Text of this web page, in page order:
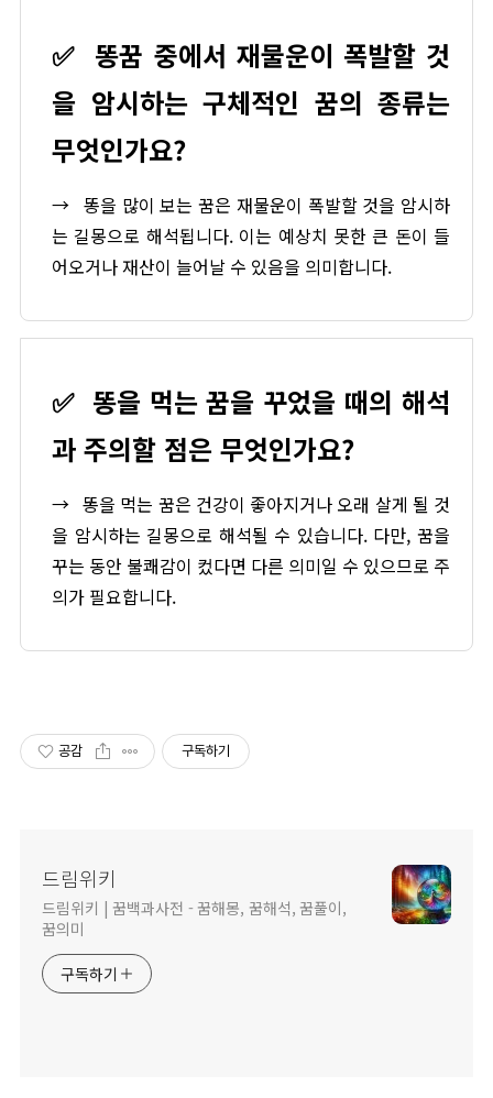
✅ 똥꿈 중에서 재물운이 폭발할 것
을 암시하는 구체적인 꿈의 종류는
무엇인가요?
→ 똥을 많이 보는 꿈은 재물운이 폭발할 것을 암시하
는 길몽으로 해석됩니다. 이는 예상치 못한 큰 돈이 들
어오거나 재산이 늘어날 수 있음을 의미합니다.
✅ 똥을 먹는 꿈을 꾸었을 때의 해석
과 주의할 점은 무엇인가요?
→ 똥을 먹는 꿈은 건강이 좋아지거나 오래 살게 될 것
을 암시하는 길몽으로 해석될 수 있습니다. 다만, 꿈을
꾸는 동안 불쾌감이 컸다면 다른 의미일 수 있으므로 주
의가 필요합니다.
공감 구독하기
드림위키
드림위키 | 꿈백과사전 - 꿈해몽, 꿈해석, 꿈풀이,
꿈의미
구독하기